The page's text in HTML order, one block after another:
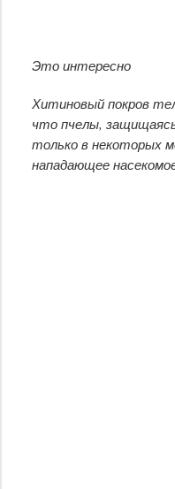
Это интересно
Хитиновый покров
что пчелы,
только в некоторых
нападающее